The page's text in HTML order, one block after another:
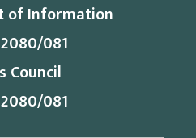
of Information
081
Council
081